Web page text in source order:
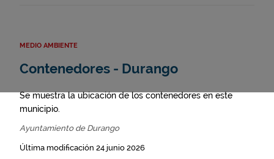
MEDIO AMBIENTE
Contenedores - Durango
Se muestra la ubicación de los contenedores en este
municipio.
Ayuntamiento de Durango
Última modificación 24 junio 2026